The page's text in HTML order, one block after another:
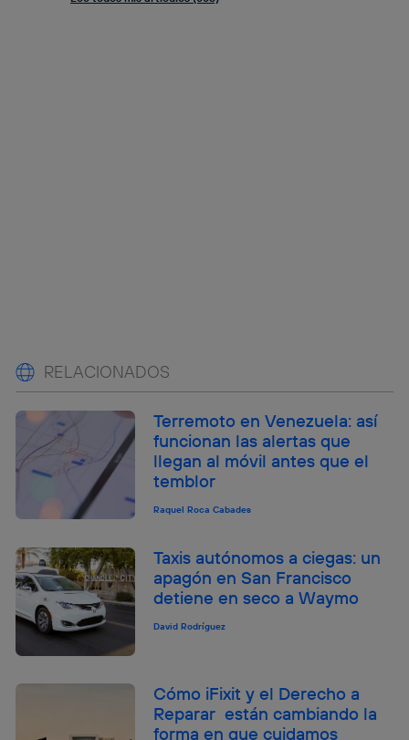
RELACIONADOS
Terremoto en Venezuela: así
funcionan las alertas que
llegan al móvil antes que el
temblor
Raquel Roca Cabades
Taxis autónomos a ciegas: un
apagón en San Francisco
detiene en seco a Waymo
David Rodríguez
Cómo iFixit y el Derecho a
Reparar están cambiando la
forma en que cuidamos